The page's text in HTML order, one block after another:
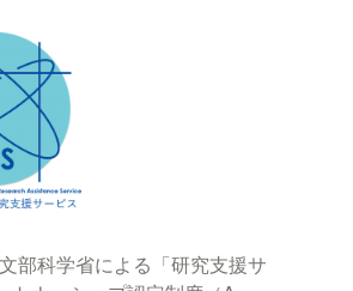
部科学省による「研究支援サ